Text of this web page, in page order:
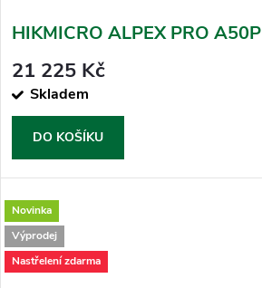
HIKMICRO ALPEX PRO A50P
21 225 Kč
Skladem
DO KOŠÍKU
Novinka
Výprodej
Nastřelení zdarma